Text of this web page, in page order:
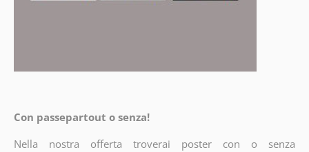
Con passepartout o senza!
Nella nostra offerta troverai poster con o senza